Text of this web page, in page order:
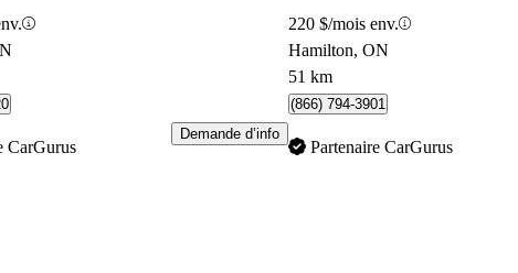
CarGurus
Demande d’info
220 $/mois env.
Hamilton, ON
51 km
(866) 794-3901
Partenaire CarGurus